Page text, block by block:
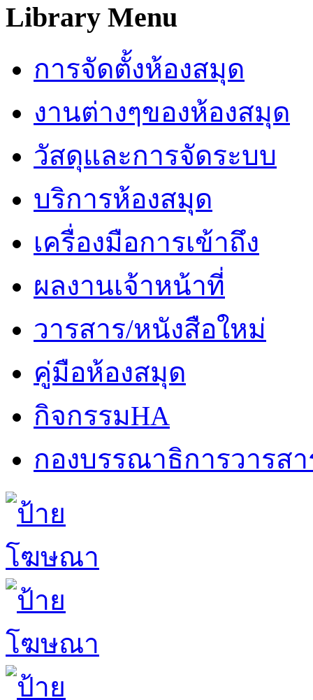
Library Menu
การจัดตั้งห้องสมุด
งานต่างๆของห้องสมุด
วัสดุและการจัดระบบ
บริการห้องสมุด
เครื่องมือการเข้าถึง
ผลงานเจ้าหน้าที่
วารสาร/หนังสือใหม่
คู่มือห้องสมุด
กิจกรรมHA
กองบรรณาธิการวารส